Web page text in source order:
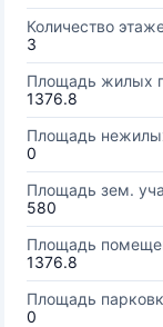
Количество
3
Площадь жилых
1376.8
Площадь
0
Площадь зем.
580
Площадь
1376.8
Площадь
0